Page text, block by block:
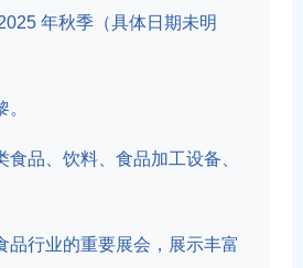
年秋季（具体日期未明
。
食品、饮料、食品加工设备、
品行业的重要展会，展示丰富